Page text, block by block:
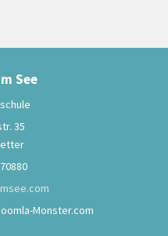
See
35
Monster.com